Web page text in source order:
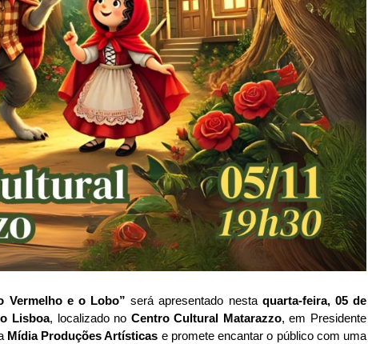
Vermelho e o Lobo” será apresentado nesta quarta-feira, 05 de
Lisboa, localizado no Centro Cultural Matarazzo, em Presidente
Mídia Produções Artísticas e promete encantar o público com uma